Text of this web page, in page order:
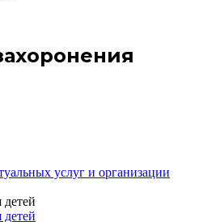
услуг и организации
детей